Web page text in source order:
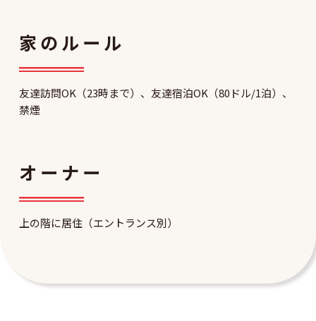
家のルール
友達訪問OK（23時まで）、友達宿泊OK（80ドル/1泊）、
禁煙
オーナー
上の階に居住（エントランス別）